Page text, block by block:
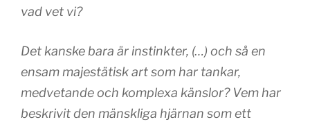
vad vet vi?
Det kanske bara är instinkter, (…) och så en
ensam majestätisk art som har tankar,
medvetande och komplexa känslor? Vem har
beskrivit den mänskliga hjärnan som ett